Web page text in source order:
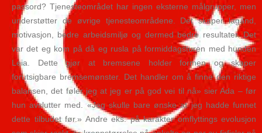
passord? Tjenesteområdet har ingen eksterne målgrupper, men
understøtter de øvrige tjenesteområdene. Det skaper lagånd,
motivasjon, bedre arbeidsmiljø og dermed bedre resultater. Det
var det eg kom på då eg rusla på formiddagsturen med hunden
Leia. Dette gjør at bremsene holder formen og skaper
forutsigbare bremsemønster. Det handler om å finne den riktige
balansen, det føler jeg at jeg er på god vei til nå» sier Ada – før
hun avslutter med. «Jeg skulle bare ønske at jeg hadde funnet
dette tilbudet før.» Andre eks. på karakter omflyttings evolusjon